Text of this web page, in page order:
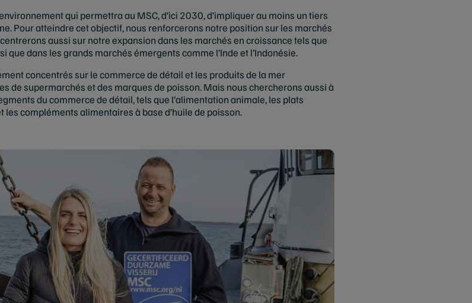
qui permettra au MSC, d’ici 2030, d’impliquer au moins un tiers
Pour atteindre cet objectif, nous renforcerons notre position sur les marchés
aussi sur notre expansion dans les marchés en croissance tels que
que dans les grands marchés émergents comme l’Inde et l’Indonésie.
concentrés sur le commerce de détail et les produits de la mer
de supermarchés et des marques de poisson. Mais nous chercherons aussi à
du commerce de détail, tels que l’alimentation animale, les plats
compléments alimentaires à base d’huile de poisson.